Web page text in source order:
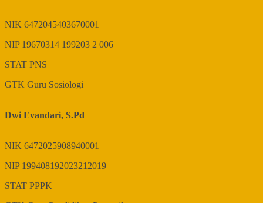
NIK 6472045403670001
NIP 19670314 199203 2 006
STAT PNS
GTK Guru Sosiologi
Dwi Evandari, S.Pd
NIK 6472025908940001
NIP 199408192023212019
STAT PPPK